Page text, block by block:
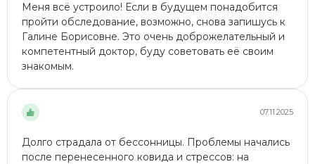
Меня всё устроило! Если в будущем понадобится
пройти обследование, возможно, снова запишусь к
Галине Борисовне. Это очень доброжелательный и
компетентный доктор, буду советовать её своим
знакомым.
07.11.2025
Долго страдала от бессонницы. Проблемы начались
после перенесенного ковида и стрессов: на